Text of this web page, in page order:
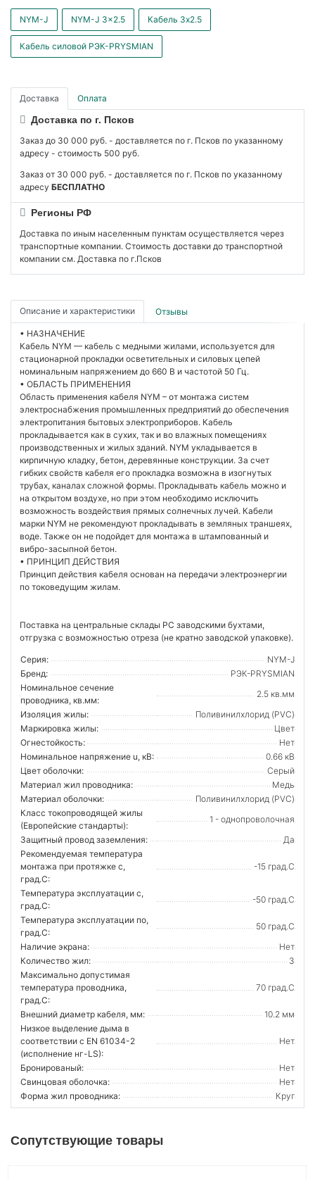
NYM-J NYM-J 3x2.5 Кабель 3x2.5
Кабель силовой РЭК-PRYSMIAN
Доставка Оплата
Доставка по г. Псков
Заказ до 30 000 руб. - доставляется по г. Псков по указанному
адресу - стоимость 500 руб.
Заказ от 30 000 руб. - доставляется по г. Псков по указанному
адресу БЕСПЛАТНО
Регионы РФ
Доставка по иным населенным пунктам осуществляется через
транспортные компании. Стоимость доставки до транспортной
компании см. Доставка по г.Псков
Описание и характеристики Отзывы
• НАЗНАЧЕНИЕ
Кабель NYM — кабель с медными жилами, используется для
стационарной прокладки осветительных и силовых цепей
номинальным напряжением до 660 В и частотой 50 Гц.
• ОБЛАСТЬ ПРИМЕНЕНИЯ
Область применения кабеля NYM – от монтажа систем
электроснабжения промышленных предприятий до обеспечения
электропитания бытовых электроприборов. Кабель
прокладывается как в сухих, так и во влажных помещениях
производственных и жилых зданий. NYM укладывается в
кирпичную кладку, бетон, деревянные конструкции. За счет
гибких свойств кабеля его прокладка возможна в изогнутых
трубах, каналах сложной формы. Прокладывать кабель можно и
на открытом воздухе, но при этом необходимо исключить
возможность воздействия прямых солнечных лучей. Кабели
марки NYM не рекомендуют прокладывать в земляных траншеях,
воде. Также он не подойдет для монтажа в штампованный и
вибро-засыпной бетон.
• ПРИНЦИП ДЕЙСТВИЯ
Принцип действия кабеля основан на передачи электроэнергии
по токоведущим жилам.
Поставка на центральные склады РС заводскими бухтами,
отгрузка с возможностью отреза (не кратно заводской упаковке).
Серия:
NYM-J
Бренд:
РЭК-PRYSMIAN
Номинальное сечение
проводника, кв.мм:
2.5 кв.мм
Изоляция жилы:
Поливинилхлорид (PVC)
Маркировка жилы:
Цвет
Огнестойкость:
Нет
Номинальное напряжение u, кВ:
0.66 кВ
Цвет оболочки:
Серый
Материал жил проводника:
Медь
Материал оболочки:
Поливинилхлорид (PVC)
Класс токопроводящей жилы
(Европейские стандарты):
1 - однопроволочная
Защитный провод заземления:
Да
Рекомендуемая температура
монтажа при протяжке с,
град.C:
-15 град.C
Температура эксплуатации с,
град.C:
-50 град.C
Температура эксплуатации по,
град.C:
50 град.C
Наличие экрана:
Нет
Количество жил:
3
Максимально допустимая
температура проводника,
град.C:
70 град.C
Внешний диаметр кабеля, мм:
10.2 мм
Низкое выделение дыма в
соответствии с EN 61034-2
(исполнение нг-LS):
Нет
Бронированый:
Нет
Свинцовая оболочка:
Нет
Форма жил проводника:
Круг
Сопутствующие товары